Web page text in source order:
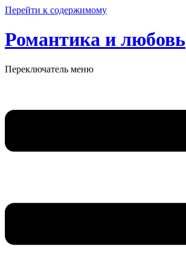
Перейти к содержимому
Романтика и любовь
Переключатель меню